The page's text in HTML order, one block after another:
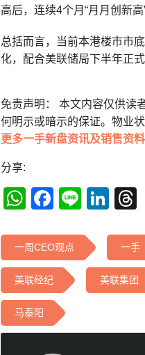
高后，连续4个月“月月创新高
总括而言，当前本港楼市市
化，配合美联储局下半年正
免责声明： 本文内容仅供读
何明示或暗示的保证。物业
更多一手新盘资讯及销售资料
分享:
WhatsApp
Line
一周CEO观点 一手
美联经纪 美联集团
马泰阳